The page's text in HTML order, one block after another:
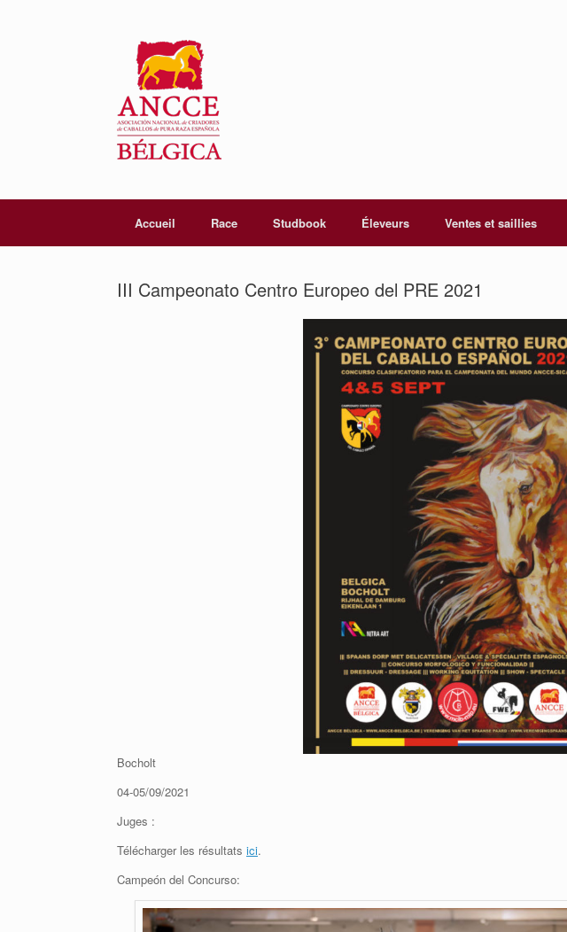
Accueil Race Studbook Éleveurs Ventes et saillies
III Campeonato Centro Europeo del PRE 2021
Bocholt
04-05/09/2021
Juges :
Télécharger les résultats ici.
Campeón del Concurso: